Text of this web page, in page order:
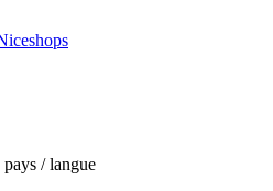
/ langue